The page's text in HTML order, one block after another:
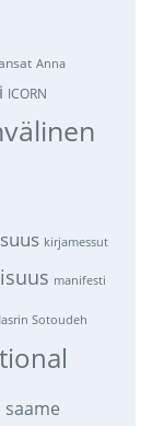
Anna
ICORN
kirjamessut
manifesti
Sotoudeh
saame